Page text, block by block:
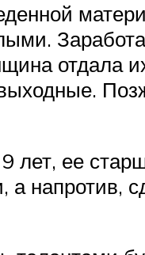
отдала
лет, ее
а напротив,